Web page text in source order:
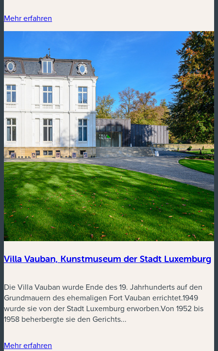
Mehr erfahren
Villa Vauban, Kunstmuseum der Stadt Luxemburg
Die Villa Vauban wurde Ende des 19. Jahrhunderts auf den
Grundmauern des ehemaligen Fort Vauban errichtet.1949
wurde sie von der Stadt Luxemburg erworben.Von 1952 bis
1958 beherbergte sie den Gerichts...
Mehr erfahren